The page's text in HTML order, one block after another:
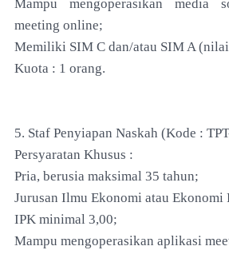
Mampu mengoperasikan media
meeting online;
Memiliki SIM C dan/atau SIM A
Kuota : 1 orang.
5. Staf Penyiapan Naskah (Kode :
Persyaratan Khusus :
Pria, berusia maksimal 35 tahun;
Jurusan Ilmu Ekonomi atau Ekonomi
IPK minimal 3,00;
Mampu mengoperasikan aplikasi